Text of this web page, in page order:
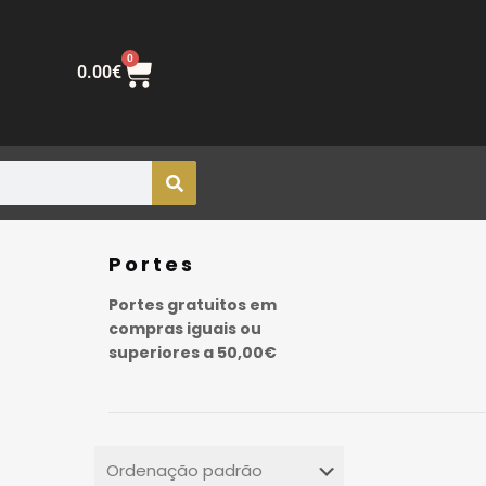
0.00€
0
Portes
Portes gratuitos em
compras iguais ou
superiores a 50,00€